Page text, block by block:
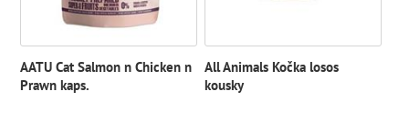
AATU Cat Salmon n Chicken n
Prawn kaps.
All Animals Kočka losos
kousky